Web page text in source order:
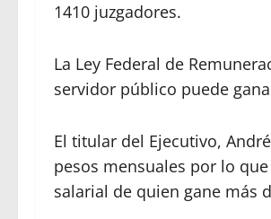
1410 juzgadores.
La Ley Federal de
servidor público puede
El titular del Ejecutivo,
pesos mensuales por lo
salarial de quien gane más